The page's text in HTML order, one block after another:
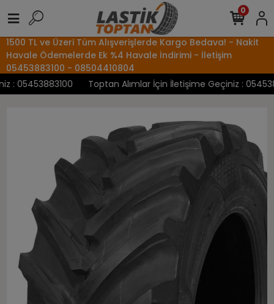
1500 TL ve Üzeri Tüm Alışverişlerde Kargo Bedava! - Nakit
Havale Ödemelerde Ek %4 Havale İndirimi - İletişim
05453883100 - 08504410804
05453883100
Toptan Alımlar İçin İletişime Geçiniz :
0